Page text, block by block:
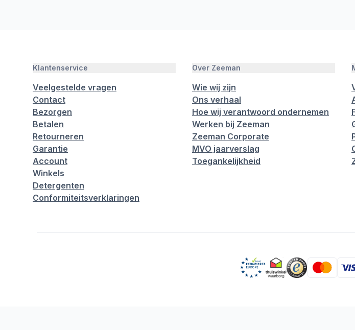
Klantenservice
Veelgestelde vragen
Contact
Bezorgen
Betalen
Retourneren
Garantie
Account
Winkels
Detergenten
Conformiteitsverklaringen
Over Zeeman
Wie wij zijn
Ons verhaal
Hoe wij verantwoord ondernemen
Werken bij Zeeman
Zeeman Corporate
MVO jaarverslag
Toegankelijkheid